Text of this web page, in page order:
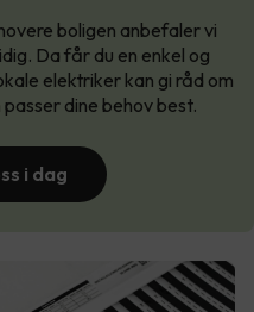
boligen anbefaler vi
Da får du en enkel og
elektriker kan gi råd om
dine behov best.
i dag